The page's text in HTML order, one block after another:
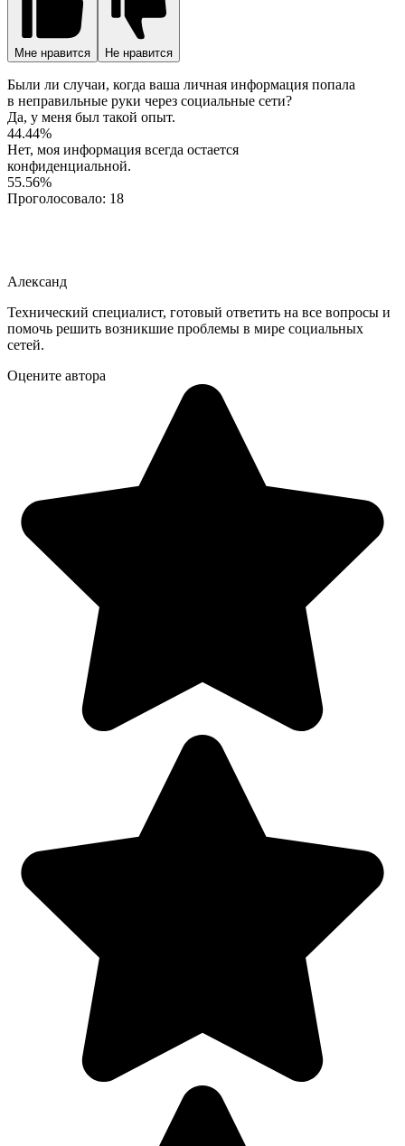
Мне нравится Не нравится
Были ли случаи, когда ваша личная информация попала
в неправильные руки через социальные сети?
Да, у меня был такой опыт.
44.44%
Нет, моя информация всегда остается
конфиденциальной.
55.56%
Проголосовало: 18
Александ
Технический специалист, готовый ответить на все вопросы и
помочь решить возникшие проблемы в мире социальных
сетей.
Оцените автора